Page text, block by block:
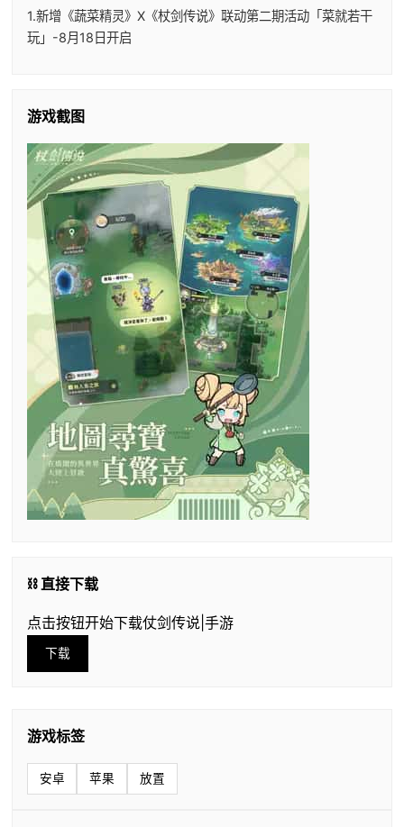
1.新增《蔬菜精灵》X《杖剑传说》联动第二期活动「菜就若干
玩」-8月18日开启
游戏截图
⛓️ 直接下载
点击按钮开始下载仗剑传说|手游
下载
游戏标签
安卓 苹果 放置